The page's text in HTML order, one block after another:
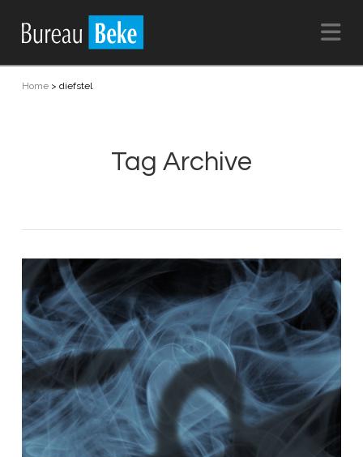
Home> diefstel
Tag Archive